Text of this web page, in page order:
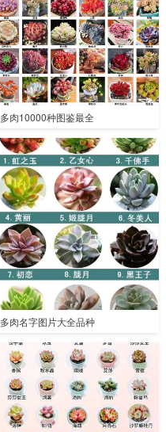
多肉10000种图鉴最全
多肉名字图片大全品种